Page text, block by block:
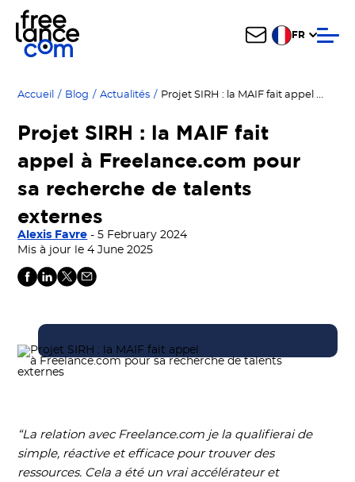
FR
Accueil / Blog / Actualités / Projet SIRH : la MAIF fait appel à Freelance.com pour sa recherche de talents externes
Projet SIRH : la MAIF fait
appel à Freelance.com pour
sa recherche de talents
externes
Alexis Favre - 5 February 2024
Mis à jour le 4 June 2025
“La relation avec Freelance.com je la qualifierai de
simple, réactive et efficace pour trouver des
ressources. Cela a été un vrai accélérateur et